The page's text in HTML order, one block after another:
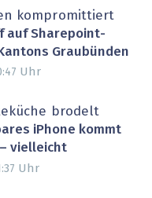
kompromittiert
auf Sharepoint-
Graubünden
Uhr
brodelt
iPhone kommt
vielleicht
Uhr